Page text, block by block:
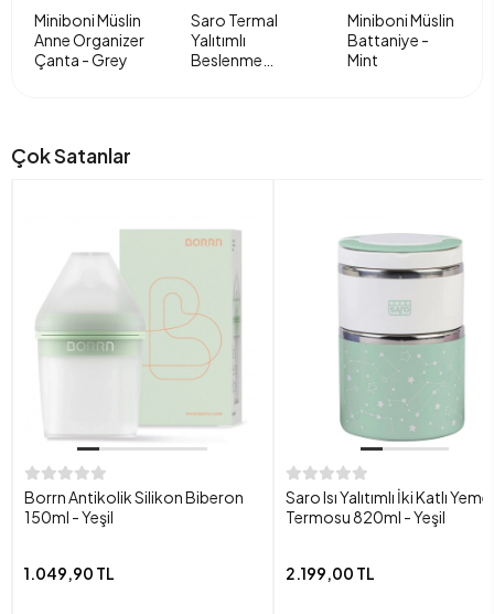
Miniboni Müslin
Anne Organizer
Çanta - Grey
Saro Termal
Yalıtımlı
Beslenme
Miniboni Müslin
Battaniye -
Mint
Çok Satanlar
Borrn Antikolik Silikon Biberon
150ml - Yeşil
1.049,90 TL
Saro Isı Yalıtımlı İki Katlı
Termosu 820ml - Yeşil
2.199,00 TL